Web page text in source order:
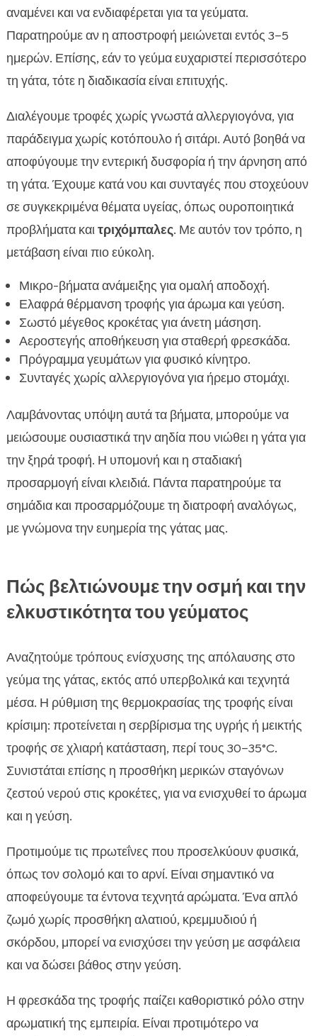
αναμένει και να ενδιαφέρεται για τα γεύματα.
Παρατηρούμε αν η αποστροφή μειώνεται εντός 3–5
ημερών. Επίσης, εάν το γεύμα ευχαριστεί περισσότερο
τη γάτα, τότε η διαδικασία είναι επιτυχής.
Διαλέγουμε τροφές χωρίς γνωστά αλλεργιογόνα, για
παράδειγμα χωρίς κοτόπουλο ή σιτάρι. Αυτό βοηθά να
αποφύγουμε την εντερική δυσφορία ή την άρνηση από
τη γάτα. Έχουμε κατά νου και συνταγές που στοχεύουν
σε συγκεκριμένα θέματα υγείας, όπως ουροποιητικά
προβλήματα καιτριχόμπαλες. Με αυτόν τον τρόπο, η
μετάβαση είναι πιο εύκολη.
Μικρο-βήματα ανάμειξης για ομαλή αποδοχή.
Ελαφρά θέρμανση τροφής για άρωμα και γεύση.
Σωστό μέγεθος κροκέτας για άνετη μάσηση.
Αεροστεγής αποθήκευση για σταθερή φρεσκάδα.
Πρόγραμμα γευμάτων για φυσικό κίνητρο.
Συνταγές χωρίς αλλεργιογόνα για ήρεμο στομάχι.
Λαμβάνοντας υπόψη αυτά τα βήματα, μπορούμε να
μειώσουμε ουσιαστικά την αηδία που νιώθει η γάτα για
την ξηρά τροφή. Η υπομονή και η σταδιακή
προσαρμογή είναι κλειδιά. Πάντα παρατηρούμε τα
σημάδια και προσαρμόζουμε τη διατροφή αναλόγως,
με γνώμονα την ευημερία της γάτας μας.
Πώς βελτιώνουμε την οσμή και την
ελκυστικότητα του γεύματος
Αναζητούμε τρόπους ενίσχυσης της απόλαυσης στο
γεύμα της γάτας, εκτός από υπερβολικά και τεχνητά
μέσα. Η ρύθμιση της θερμοκρασίας της τροφής είναι
κρίσιμη: προτείνεται η σερβίρισμα της υγρής ή μεικτής
τροφής σε χλιαρή κατάσταση, περί τους 30–35°C.
Συνιστάται επίσης η προσθήκη μερικών σταγόνων
ζεστού νερού στις κροκέτες, για να ενισχυθεί το άρωμα
και η γεύση.
Προτιμούμε τις πρωτεΐνες που προσελκύουν φυσικά,
όπως τον σολομό και το αρνί. Είναι σημαντικό να
αποφεύγουμε τα έντονα τεχνητά αρώματα. Ένα απλό
ζωμό χωρίς προσθήκη αλατιού, κρεμμυδιού ή
σκόρδου, μπορεί να ενισχύσει την γεύση με ασφάλεια
και να δώσει βάθος στην γεύση.
Η φρεσκάδα της τροφής παίζει καθοριστικό ρόλο στην
αρωματική της εμπειρία. Είναι προτιμότερο να